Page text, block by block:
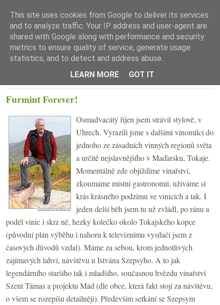
☰ Menu
Furmint Forever!
Osmadvacátý říjen jsem strávil stylově, v
Uhrech. Vyrazili jsme s dalšími vínomilci do
jednoho ze zásadních vinných regionů světa
a určitě nejslavnějšího v Maďarsku, Tokaje.
Momentálně zde objíždíme vinařství,
zkoumáme místní gastronomii, užíváme si
krás krásného podzimu ve vinicích a tak. I
jeden delší běh jsem tu už zvládl, po ránu a
podél vinic i skrz ně, hezky kolečko okolo Tokajského kopce
(původní plán výběhu i nahoru k televiznímu vysílači jsem z
časových důvodů vzdal). Máme za sebou, krom jednotlivých
zajímavých lahví, návštěvu u Istvána Szepsyho. A to jak
legendárního staršího tak i mladšího, současnou hvězdu vinařství
Szent Támas a projektu Mád (dle obce, která fakt stojí za návštěvu,
o všem se rozepíšu detailněji). Především setkání se Szepsym
This site uses cookies from Google to deliver its services
and to analyze traffic. Your IP address and user-agent are
shared with Google along with performance and security
metrics to ensure quality of service, generate usage
statistics, and to detect and address abuse.
LEARN MORE
GOT IT